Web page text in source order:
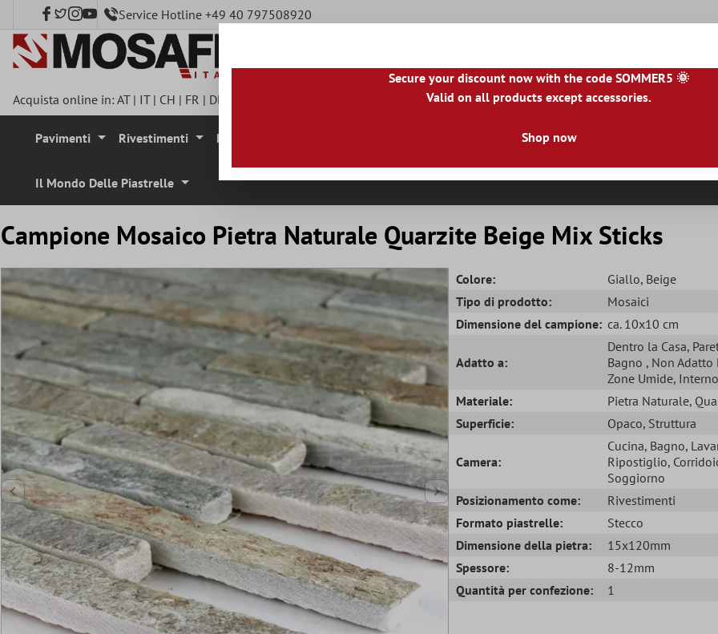
principale Service Hotline +49 40 797508920
Acquista online in:AT| IT| CH | FR | DE PL|PT| FI| GR|RO| NO|HU|BG|HR|LU
Pavimenti Rivestimenti Mosaici Piastrelle Per Terrazze
Il Mondo Delle Piastrelle
Campione Mosaico Pietra Naturale Quarzite Beige Mix Sticks
Colore: Giallo, Beige
Tipo di prodotto:
Mosaici
Dimensione del campione: ca. 10x10 cm
Adatto a:
Dentro la Casa,
Bagno , Non Adatto
Zone Umide, Interno
Materiale:
Pietra Naturale,
Superficie:
Opaco, Struttura
Camera:
Cucina, Bagno,
Ripostiglio,
Soggiorno
Posizionamento come:
Rivestimenti
Formato piastrelle:
Stecco
Dimensione della pietra:
15x120mm
Spessore:
8-12mm
Quantità per confezione:
1
Secure your discount now with the code SOMMER5 🌞
Valid on all products except accessories.
Shop now